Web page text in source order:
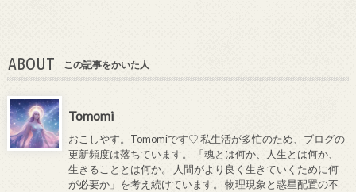
ABOUT この記事をかいた人
Tomomi
おこしやす。Tomomiです♡ 私生活が多忙のため、ブログの
更新頻度は落ちています。 「魂とは何か、人生とは何か、
生きることとは何か。 人間がより良く生きていくために何
が必要か」を考え続けています。 物理現象と惑星配置の不